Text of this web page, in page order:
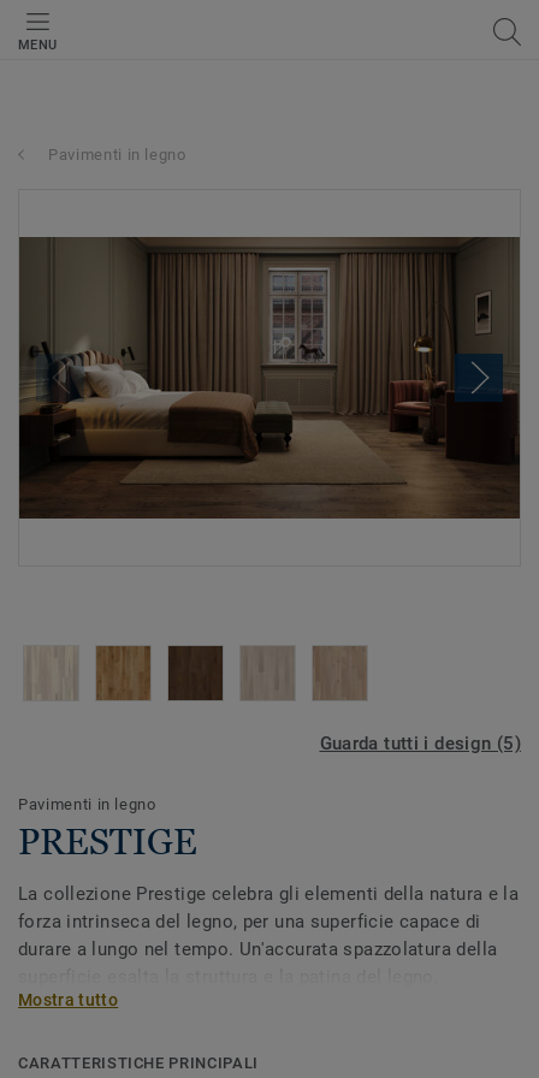
MENU
Pavimenti in legno
Guarda tutti i design (5)
Pavimenti in legno
PRESTIGE
La collezione Prestige celebra gli elementi della natura e la
forza intrinseca del legno, per una superficie capace di
durare a lungo nel tempo. Un'accurata spazzolatura della
rendendolo naturale, come se fosse stato esposto a sole,
dal sapore rustico, simile ad una vecchia panchina di legno
Mostra tutto
CARATTERISTICHE PRINCIPALI